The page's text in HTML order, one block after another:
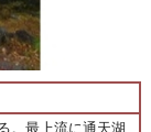
。最上流に通天湖